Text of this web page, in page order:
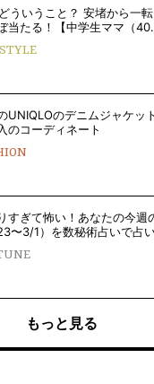
ういうこと？ 安堵から一
当たる！【中学生ママ（
UNIQLOのデニムジャケッ
のコーディネート
すぎて怖い！あなたの今週
〜3/1）を数秘術占いで占
もっと見る